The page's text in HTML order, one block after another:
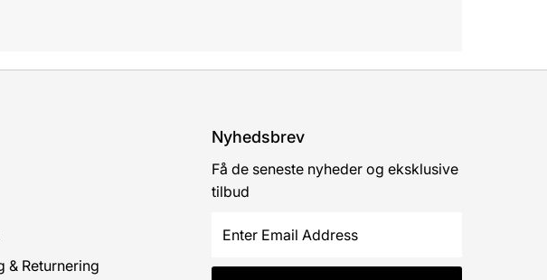
& Returnering
Nyhedsbrev
Få de seneste nyheder og eksklusive
tilbud
Email
Address